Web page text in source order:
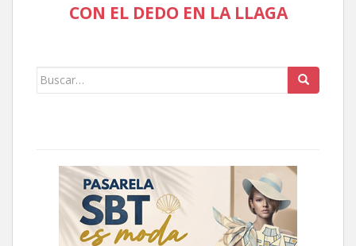
CON EL DEDO EN LA LLAGA
Buscar: